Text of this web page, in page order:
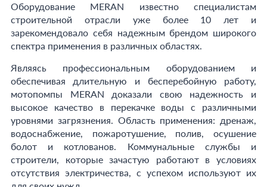
Оборудование MERAN известно специалистам
строительной отрасли уже более 10 лет и
зарекомендовало себя надежным брендом широкого
спектра применения в различных областях.
Являясь профессиональным оборудованием и
обеспечивая длительную и бесперебойную работу,
мотопомпы MERAN доказали свою надежность и
высокое качество в перекачке воды с различными
уровнями загрязнения. Область применения: дренаж,
водоснабжение, пожаротушение, полив, осушение
болот и котлованов. Коммунальные службы и
строители, которые зачастую работают в условиях
отсутствия электричества, с успехом используют их